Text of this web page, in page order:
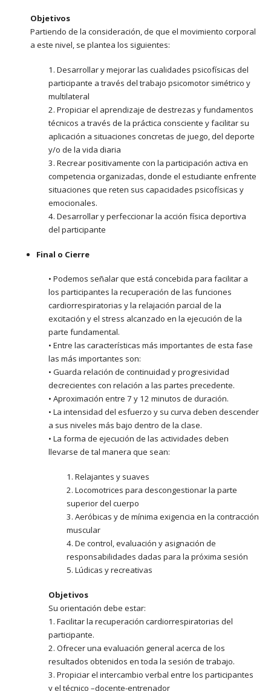
Objetivos
Partiendo de la consideración, de que el movimiento corporal
a este nivel, se plantea los siguientes:
1. Desarrollar y mejorar las cualidades psicofísicas del
participante a través del trabajo psicomotor simétrico y
multilateral
2. Propiciar el aprendizaje de destrezas y fundamentos
técnicos a través de la práctica consciente y facilitar su
aplicación a situaciones concretas de juego, del deporte
y/o de la vida diaria
3. Recrear positivamente con la participación activa en
competencia organizadas, donde el estudiante enfrente
situaciones que reten sus capacidades psicofísicas y
emocionales.
4. Desarrollar y perfeccionar la acción física deportiva
del participante
Final o Cierre
• Podemos señalar que está concebida para facilitar a
los participantes la recuperación de las funciones
cardiorrespiratorias y la relajación parcial de la
excitación y el stress alcanzado en la ejecución de la
parte fundamental.
• Entre las características más importantes de esta fase
las más importantes son:
• Guarda relación de continuidad y progresividad
decrecientes con relación a las partes precedente.
• Aproximación entre 7 y 12 minutos de duración.
• La intensidad del esfuerzo y su curva deben descender
a sus niveles más bajo dentro de la clase.
• La forma de ejecución de las actividades deben
llevarse de tal manera que sean:
1. Relajantes y suaves
2. Locomotrices para descongestionar la parte
superior del cuerpo
3. Aeróbicas y de mínima exigencia en la contracción
muscular
4. De control, evaluación y asignación de
responsabilidades dadas para la próxima sesión
5. Lúdicas y recreativas
Objetivos
Su orientación debe estar:
1. Facilitar la recuperación cardiorrespiratorias del
participante.
2. Ofrecer una evaluación general acerca de los
resultados obtenidos en toda la sesión de trabajo.
3. Propiciar el intercambio verbal entre los participantes
y el técnico –docente-entrenador